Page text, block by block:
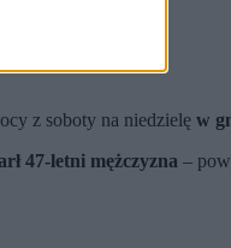
z soboty na niedzielę w
47-letni mężczyzna –